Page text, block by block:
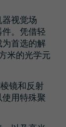
视觉场
。凭借轻
首选的解
米的光学元
镜和反射
用特殊聚